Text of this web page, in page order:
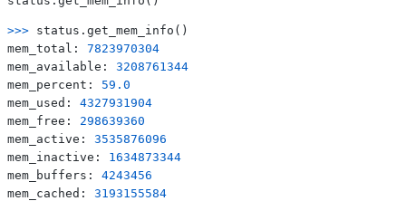
>>> status.get_mem_info()
mem_total: 7823970304
mem_available: 3208761344
mem_percent: 59.0
mem_used: 4327931904
mem_free: 298639360
mem_active: 3535876096
mem_inactive: 1634873344
mem_buffers: 4243456
mem_cached: 3193155584